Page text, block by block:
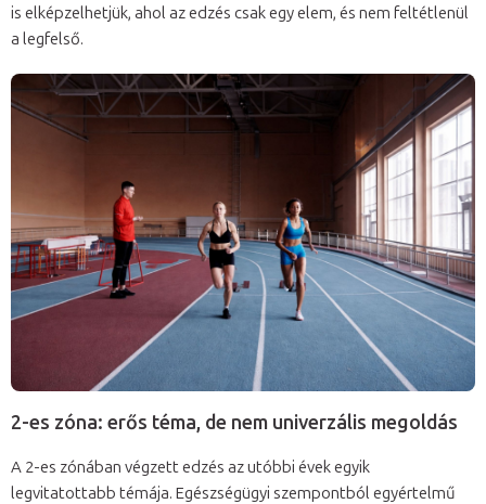
is elképzelhetjük, ahol az edzés csak egy elem, és nem feltétlenül
a legfelső.
2-es zóna: erős téma, de nem univerzális megoldás
A 2-es zónában végzett edzés az utóbbi évek egyik
legvitatottabb témája. Egészségügyi szempontból egyértelmű